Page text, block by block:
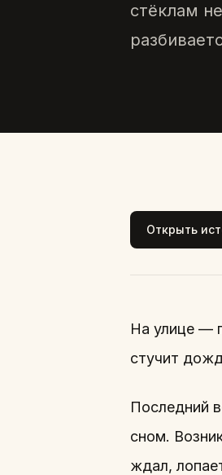
стёклам
Открыть
На улице —
стучит
Последний
сном.
ждал,